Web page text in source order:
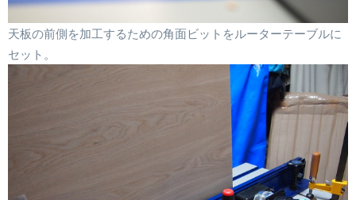
天板の前側を加工するための角面ビットをルーターテーブルに
セット。